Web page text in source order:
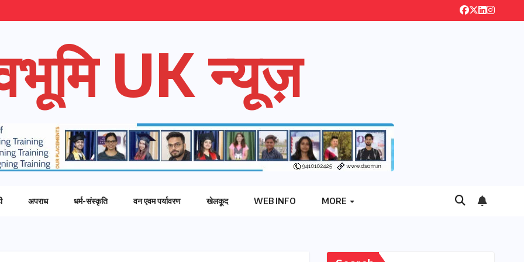
UK न्यूज़
अपराध धर्म-संस्कृति वन एवम पर्यावरण खेलकूद WEB INFO MORE